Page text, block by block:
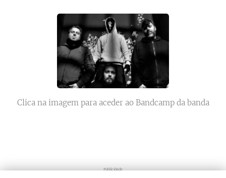
Clica na imagem para aceder ao Bandcamp da banda
Publicidade